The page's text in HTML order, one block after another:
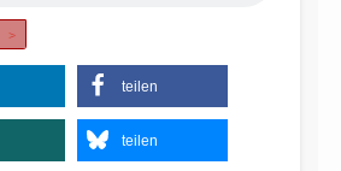
teilen
teilen